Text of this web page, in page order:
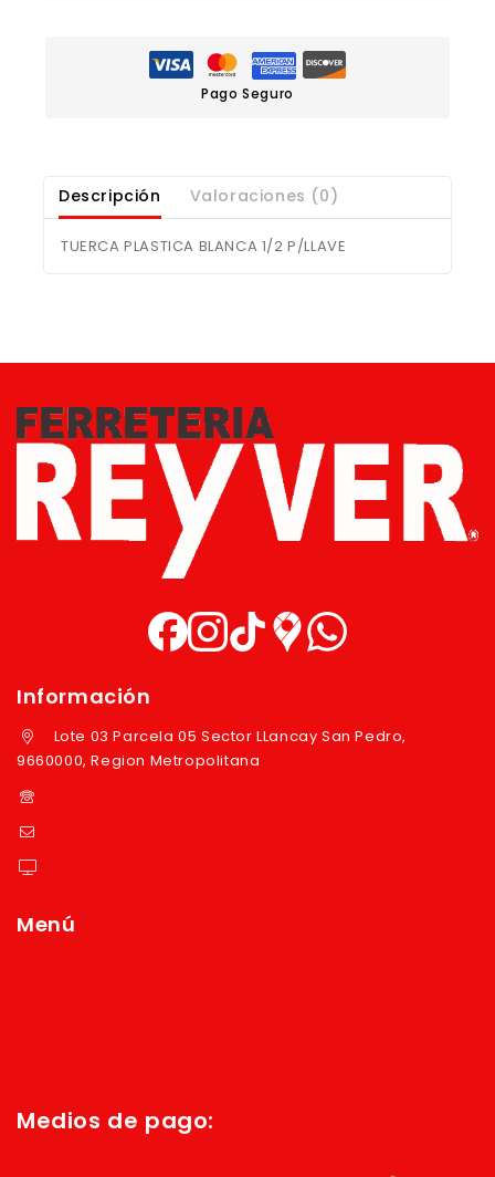
Pago Seguro
Descripción Valoraciones (0)
TUERCA PLASTICA BLANCA 1/2 P/LLAVE
Información
Lote 03 Parcela 05 Sector LLancay San Pedro,
9660000, Region Metropolitana
Menú
Medios de pago: